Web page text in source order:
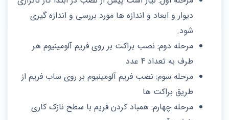
دیوار و ابعاد و اندازه‌ ها مورد بررسی و اندازه گیری
شود.
مرحله دوم: نصب براکت بر روی فریم آلومینیوم هر
طرف به تعداد 4 عدد
مرحله سوم: نصب فریم آلومینیوم بر روی ساب فریم از
طریق براکت‌ ها
مرحله چهارم: همباد کردن فریم با سطح نازک کاری